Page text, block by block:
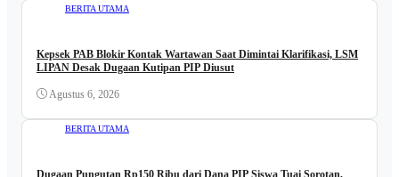
BERITA UTAMA
Kepsek PAB Blokir Kontak Wartawan Saat Dimintai Klarifikasi, LSM
LIPAN Desak Dugaan Kutipan PIP Diusut
Agustus 6, 2026
BERITA UTAMA
Dugaan Pungutan Rp150 Ribu dari Dana PIP Siswa Tuai Sorotan,